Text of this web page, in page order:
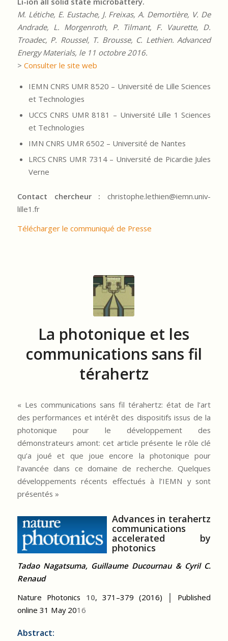
M. Létiche, E. Eustache, J. Freixas, A. Demortière, V. De
Andrade, L. Morgenroth, P. Tilmant, F. Vaurette, D.
Troadec, P. Roussel, T. Brousse, C. Lethien. Advanced
Energy Materials, le 11 octobre 2016.
> Consulter le site web
IEMN CNRS UMR 8520 – Université de Lille Sciences
et Technologies
UCCS CNRS UMR 8181 – Université Lille 1 Sciences
et Technologies
IMN CNRS UMR 6502 – Université de Nantes
LRCS CNRS UMR 7314 – Université de Picardie Jules
Verne
Contact chercheur : christophe.lethien@iemn.univ-
lille1.fr
Télécharger le communiqué de Presse
La photonique et les
communications sans fil
térahertz
« Les communications sans fil térahertz: état de l’art
des performances et intérêt des dispositifs issus de la
photonique pour le développement des
démonstrateurs amont: cet article présente le rôle clé
qu’a joué et que joue encore la photonique pour
l’avancée dans ce domaine de recherche. Quelques
développements récents effectués à l’IEMN y sont
présentés »
Advances in terahertz
communications
accelerated by
photonics
Tadao Nagatsuma, Guillaume Ducournau & Cyril C.
Renaud
Nature Photonics 10, 371–379 (2016) │ Published
online 31 May 2016
Abstract: